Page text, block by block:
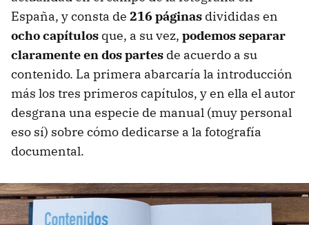
España, y consta de 216 páginas divididas en
ocho capítulos que, a su vez, podemos separar
claramente en dos partes de acuerdo a su
contenido. La primera abarcaría la introducción
más los tres primeros capítulos, y en ella el autor
desgrana una especie de manual (muy personal
eso sí) sobre cómo dedicarse a la fotografía
documental.